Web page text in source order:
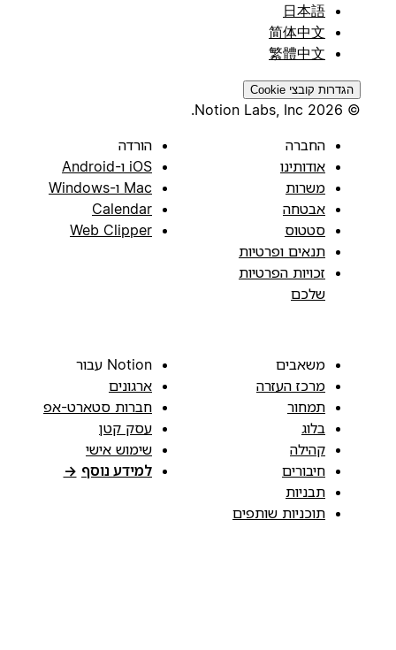
日本語
简体中文
繁體中文
הגדרות קובצי Cookie
החברה
אודותינו
משרות
אבטחה
סטטוס
תנאים ופרטיות
זכויות הפרטיות
שלכם
הורדה
iOS ו-Android
Mac ו-Windows
Calendar
Web Clipper
משאבים
מרכז העזרה
תמחור
בלוג
קהילה
חיבורים
תבניות
תוכניות שותפים
Notion עבור
ארגונים
חברות סטארט-אפ
עסק קטן
שימוש אישי
למידע נוסף →